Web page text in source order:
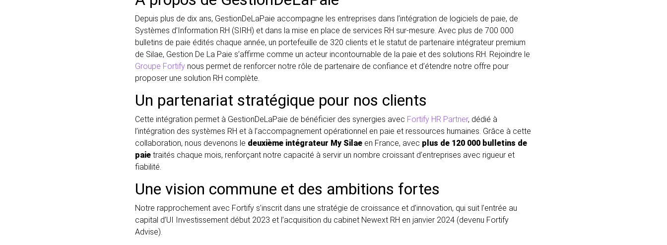
Depuis plus de dix ans, GestionDeLaPaie accompagne les entreprises dans l’intégration de logiciels de paie, de
Systèmes d’Information RH (SIRH) et dans la mise en place de services RH sur-mesure. Avec plus de 700 000
bulletins de paie édités chaque année, un portefeuille de 320 clients et le statut de partenaire intégrateur premium
de Silae, Gestion De La Paie s’affirme comme un acteur incontournable de la paie et des solutions RH. Rejoindre le
Groupe Fortify nous permet de renforcer notre rôle de partenaire de confiance et d’étendre notre offre pour
proposer une solution RH complète.
Un partenariat stratégique pour nos clients
Cette intégration permet à GestionDeLaPaie de bénéficier des synergies avec Fortify HR Partner, dédié à
l’intégration des systèmes RH et à l’accompagnement opérationnel en paie et ressources humaines. Grâce à cette
collaboration, nous devenons le deuxième intégrateur My Silae en France, avec plus de 120 000 bulletins de
paie traités chaque mois, renforçant notre capacité à servir un nombre croissant d’entreprises avec rigueur et
fiabilité.
Une vision commune et des ambitions fortes
Notre rapprochement avec Fortify s’inscrit dans une stratégie de croissance et d’innovation, qui suit l’entrée au
capital d’UI Investissement début 2023 et l’acquisition du cabinet Newext RH en janvier 2024 (devenu Fortify
Advise).